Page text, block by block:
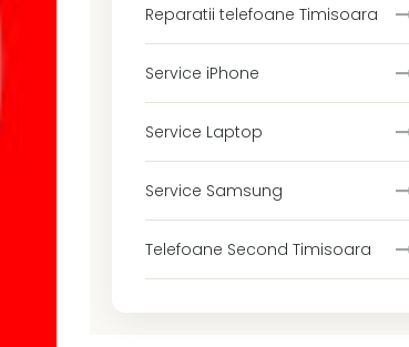
Reparatii telefoane Timisoara
Service iPhone
Service Laptop
Service Samsung
Telefoane Second Timisoara